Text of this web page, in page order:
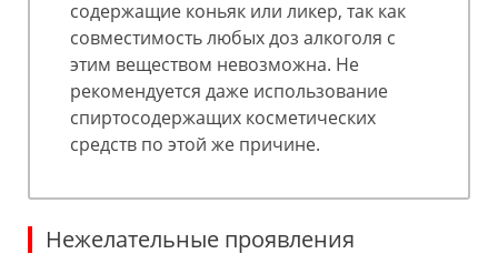
содержащие коньяк или ликер, так как
совместимость любых доз алкоголя с
этим веществом невозможна. Не
рекомендуется даже использование
спиртосодержащих косметических
средств по этой же причине.
Нежелательные проявления